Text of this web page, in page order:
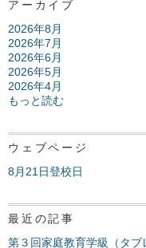
アーカイブ
2026年8月
2026年7月
2026年6月
2026年5月
2026年4月
もっと読む
ウェブページ
8月21日登校日
最近の記事
第３回家庭教育学級（タブ